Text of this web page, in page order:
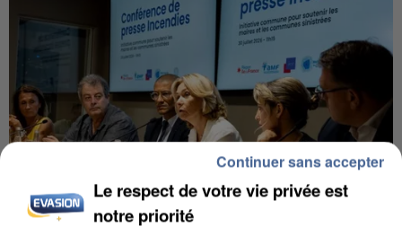
Le respect de votre vie privée est
notre priorité
Continuer sans accepter